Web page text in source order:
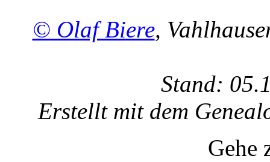
© Olaf Biere,
Stand:
Erstellt mit dem
Gehe